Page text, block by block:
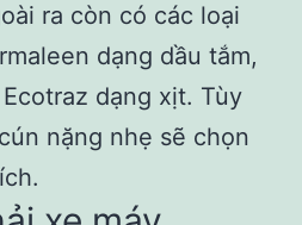
ra còn có các loại
dạng dầu tắm,
dạng xịt. Tùy
nặng nhẹ sẽ chọn